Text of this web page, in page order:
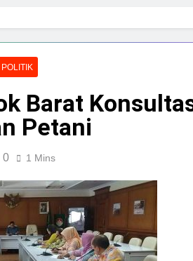
POLITIK
Barat
Petani
0 1 Mins